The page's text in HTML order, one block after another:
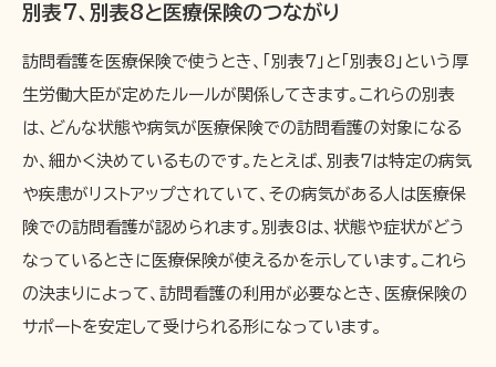
別表7、別表8と医療保険のつながり
訪問看護を医療保険で使うとき、「別表7」と「別表8」という厚
生労働大臣が定めたルールが関係してきます。これらの別表
は、どんな状態や病気が医療保険での訪問看護の対象になる
か、細かく決めているものです。たとえば、別表7は特定の病気
や疾患がリストアップされていて、その病気がある人は医療保
険での訪問看護が認められます。別表8は、状態や症状がどう
なっているときに医療保険が使えるかを示しています。これら
の決まりによって、訪問看護の利用が必要なとき、医療保険の
サポートを安定して受けられる形になっています。